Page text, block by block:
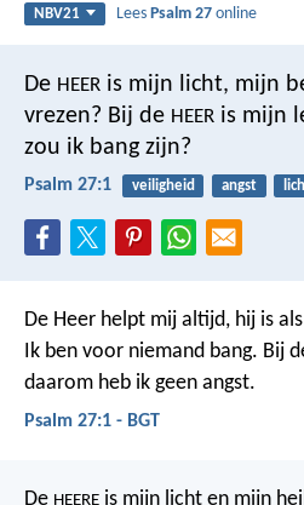
NBV21 LeesPsalm 27 online
De HEER is mijn licht, mijn
vrezen? Bij de HEER is mijn
zou ik bang zijn?
Psalm 27:1 veiligheid angst
De Heer helpt mij altijd, hij is
Ik ben voor niemand bang. Bij
daarom heb ik geen angst.
Psalm 27:1 - BGT
De HEERE is mijn licht en mijn